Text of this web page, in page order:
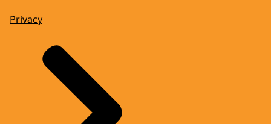
Privacy